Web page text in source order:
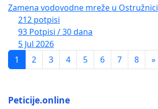
Zamena vodovodne mreže u Ostružnici
212 potpisi
93 Potpisi / 30 dana
5 Jul 2026
1
2 3 4 5 6 7 8 »
Peticije.online